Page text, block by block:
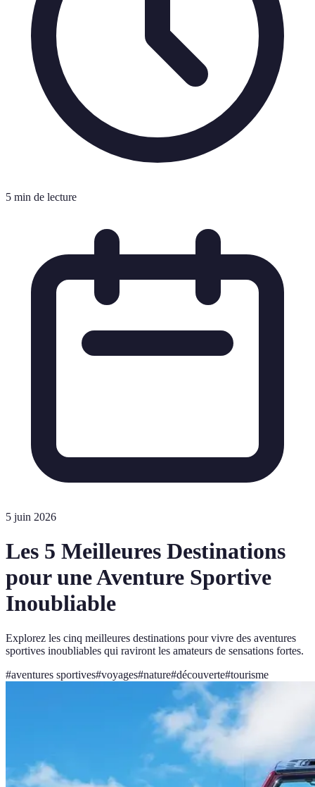
5 min de lecture
5 juin 2026
Les 5 Meilleures Destinations
pour une Aventure Sportive
Inoubliable
Explorez les cinq meilleures destinations pour vivre des aventures
sportives inoubliables qui raviront les amateurs de sensations fortes.
#aventures sportives#voyages#nature#découverte#tourisme